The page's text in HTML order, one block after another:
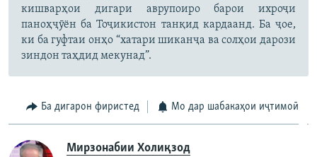
кишварҳои дигари аврупоиро барои ихроҷи
паноҳҷӯён ба Тоҷикистон танқид кардаанд. Ба ҷое,
ки ба гуфтаи онҳо “хатари шиканҷа ва солҳои дарози
зиндон таҳдид мекунад”.
Ба дигарон фиристед Мо дар шабакаҳои иҷтимоӣ
Мирзонабии Холиқзод